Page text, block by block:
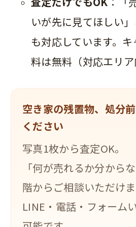
いが先に見てほしい
も対応しています。
料は無料（対応エリア
空き家の残置物、処分
ください
写真1枚から査定OK。
「何が売れるか分から
階からご相談いただけま
LINE・電話・フォーム